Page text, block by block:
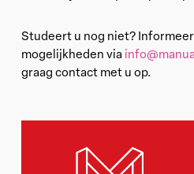
Studeert u nog niet?
mogelijkheden via
graag contact met u op.